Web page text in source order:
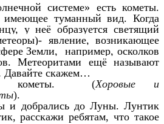
системе» есть кометы.
туманный вид. Когда
у неё образуется светящий
явление, возникающее
Земли, например, осколков
Метеоритами ещё называют
Давайте скажем…
кометы. (Хоровые и
).
и добрались до Луны. Лунтик
расскажи ребятам, что такое